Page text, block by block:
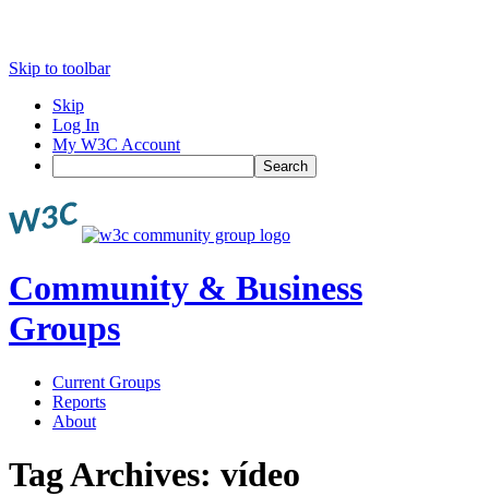
Skip to toolbar
Skip
Log In
My W3C Account
Search
Community & Business
Groups
Current Groups
Reports
About
Tag Archives: vídeo